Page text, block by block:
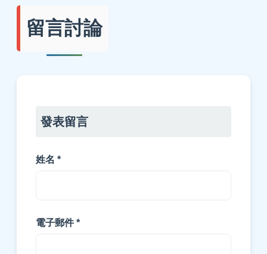
留言討論
發表留言
姓名 *
電子郵件 *